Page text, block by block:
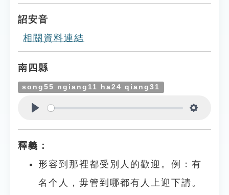
詔安音
相關資料連結
南四縣
song55 ngiang11 ha24 qiang31
釋義：
形容到那裡都受別人的歡迎。例：有
名个人，毋管到哪都有人上迎下請。